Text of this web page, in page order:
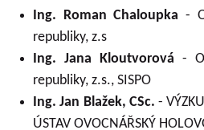
Ing. Roman Chaloupka -
republiky, z.s
Ing. Jana Kloutvorová -
republiky, z.s., SISPO
Ing. Jan Blažek, CSc. -
ÚSTAV OVOCNÁŘSKÝ